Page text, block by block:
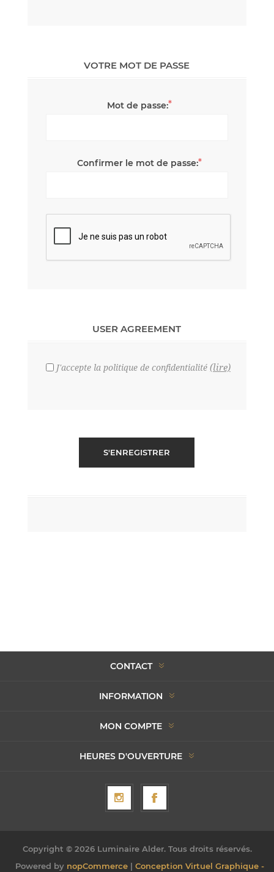
VOTRE MOT DE PASSE
Mot de passe:*
Confirmer le mot de passe:*
USER AGREEMENT
J'accepte la politique de confidentialité (lire)
CONTACT
INFORMATION
MON COMPTE
HEURES D'OUVERTURE
Copyright © 2026 Luminaire Alder. Tous droits réservés.
Powered by nopCommerce| Conception Virtuel Graphique -